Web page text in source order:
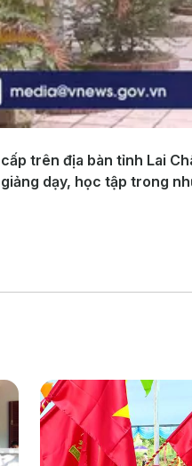
trên địa bàn tỉnh Lai
dạy, học tập trong